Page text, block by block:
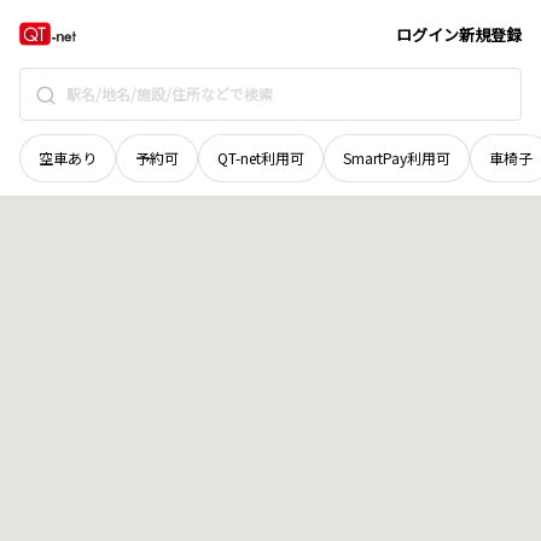
ログイン新規登録
空車あり 予約可 QT-net利用可 SmartPay利用可 車椅子
石川県